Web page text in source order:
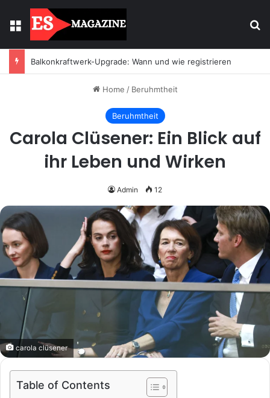
Menu
Balkonkraftwerk-Upgrade: Wann und wie registrieren
Home / Beruhmtheit
Beruhmtheit
Carola Clüsener: Ein Blick auf
ihr Leben und Wirken
Admin 12
carola clüsener
Table of Contents